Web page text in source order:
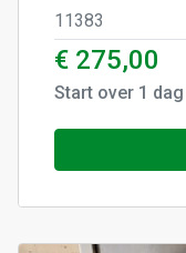
11383
€ 275,00
Start over 1 dag